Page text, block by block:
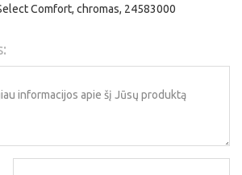
Comfort, chromas, 24583000